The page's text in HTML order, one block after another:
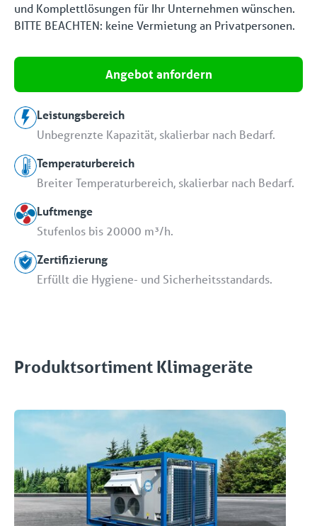
und Komplettlösungen für Ihr Unternehmen wünschen.
BITTE BEACHTEN: keine Vermietung an Privatpersonen.
Angebot anfordern
Leistungsbereich
Unbegrenzte Kapazität, skalierbar nach Bedarf.
Temperaturbereich
Breiter Temperaturbereich, skalierbar nach Bedarf.
Luftmenge
Stufenlos bis 20000 m³/h.
Zertifizierung
Erfüllt die Hygiene- und Sicherheitsstandards.
Produktsortiment Klimageräte